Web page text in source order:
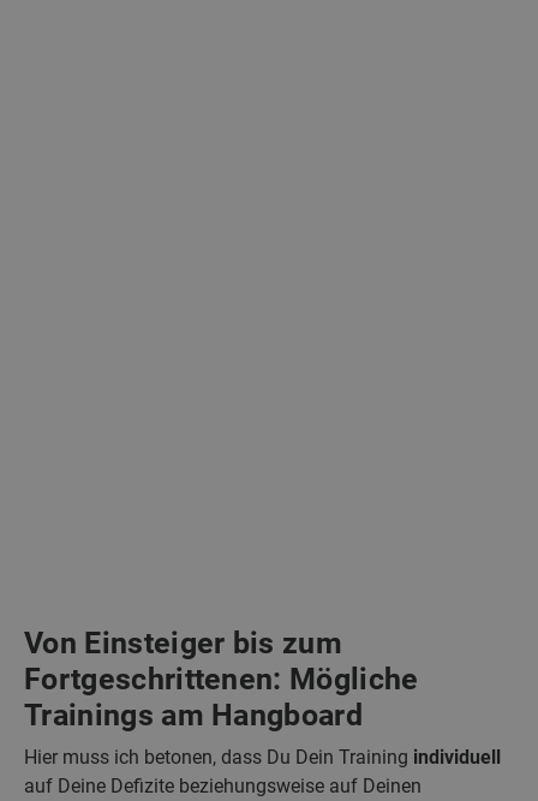
Von Einsteiger bis zum
Fortgeschrittenen: Mögliche
Trainings am Hangboard
Hier muss ich betonen, dass Du Dein Training individuell
auf Deine Defizite beziehungsweise auf Deinen